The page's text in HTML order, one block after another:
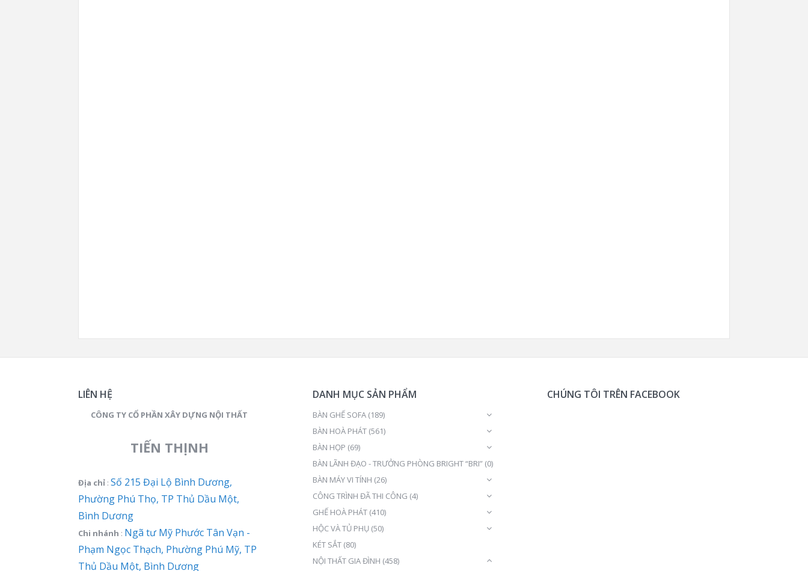
LIÊN HỆ
CÔNG TY CỔ PHẦN XÂY DỰNG NỘI THẤT
TIẾN THỊNH
Địa chỉ : Số 215 Đại Lộ Bình Dương,
Phường Phú Thọ, TP Thủ Dầu Một,
Bình Dương
Chi nhánh : Ngã tư Mỹ Phước Tân Vạn -
Phạm Ngọc Thạch, Phường Phú Mỹ, TP
Thủ Dầu Một, Bình Dương
DANH MỤC SẢN PHẨM
BÀN GHẾ SOFA (189)
BÀN HOÀ PHÁT (561)
BÀN HỌP (69)
BÀN LÃNH ĐẠO - TRƯỞNG PHÒNG BRIGHT “BRI” (0)
BÀN MÁY VI TÍNH (26)
CÔNG TRÌNH ĐÃ THI CÔNG (4)
GHẾ HOÀ PHÁT (410)
HỘC VÀ TỦ PHỤ (50)
KÉT SẮT (80)
NỘI THẤT GIA ĐÌNH (458)
CHÚNG TÔI TRÊN FACEBOOK